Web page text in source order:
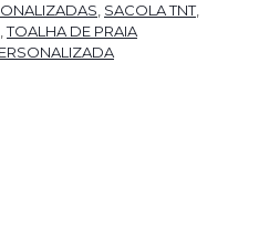
, SACOLA TNT,
,TOALHA DE PRAIA